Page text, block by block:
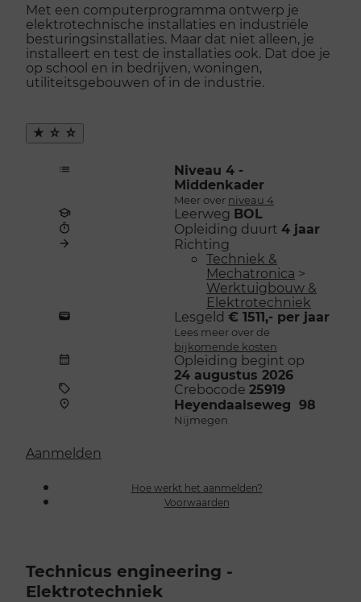
menu
openen
Met een computerprogramma ontwerp je
elektrotechnische installaties en industriële
besturingsinstallaties. Maar dat niet alleen, je
installeert en test de installaties ook. Dat doe je
op school en in bedrijven, woningen,
utiliteitsgebouwen of in de industrie.
Maak
favoriet
Niveau 4 -
Middenkader
Meer over niveau 4
Leerweg BOL
Opleiding duurt 4 jaar
Richting
Techniek &
Mechatronica >
Werktuigbouw &
Elektrotechniek
Lesgeld € 1511,- per jaar
Lees meer over de
bijkomende kosten
Opleiding begint op
24 augustus 2026
Crebocode 25919
Heyendaalseweg 98
Nijmegen
Aanmelden
Hoe werkt het aanmelden?
Voorwaarden
Technicus engineering -
Elektrotechniek